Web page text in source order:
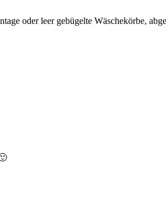
oder leer gebügelte Wäschekörbe,